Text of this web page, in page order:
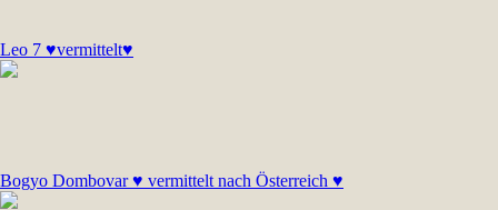
Leo 7 ♥vermittelt♥
Bogyo Dombovar ♥ vermittelt nach Österreich ♥